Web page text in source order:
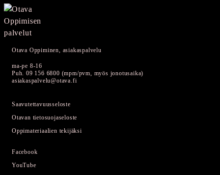
Otava Oppiminen, asiakaspalvelu
ma-pe 8-16
Puh. 09 156 6800 (mpm/pvm, myös jonotusaika)
asiakaspalvelu@otava.fi
Saavutettavuusseloste
Otavan tietosuojaseloste
Oppimateriaalien tekijäksi
Facebook
YouTube